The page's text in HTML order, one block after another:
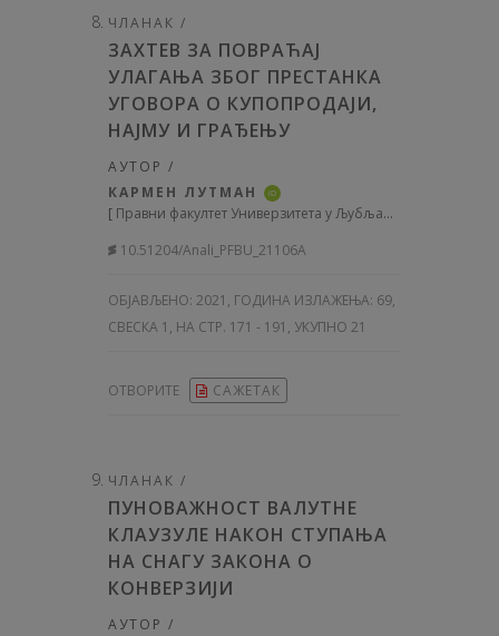
ЧЛАНАК /
ЗАХТЕВ ЗА ПОВРАЋАЈ
УЛАГАЊА ЗБОГ ПРЕСТАНКА
УГОВОРА О КУПОПРОДАЈИ,
НАЈМУ И ГРАЂЕЊУ
АУТОР /
КАРМЕН ЛУТМАН
iD
[ Правни факултет Универзитета у Љубљани, Словенија
10.51204/Anali_PFBU_21106A
ОБЈАВЉЕНО: 2021, ГОДИНА ИЗЛАЖЕЊА: 69,
СВЕСКА 1, НА СТР. 171 - 191, УКУПНО 21
ОТВОРИТЕ САЖЕТАК
ЧЛАНАК /
ПУНОВАЖНОСТ ВАЛУТНЕ
КЛАУЗУЛЕ НАКОН СТУПАЊА
НА СНАГУ ЗАКОНА О
КОНВЕРЗИЈИ
АУТОР /